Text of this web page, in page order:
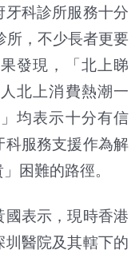
科診所服務十分
所，不少長者更要
發現，「北上睇
北上消費熱潮一
均表示十分有信
科服務支援作為解
困難的路徑。
表示，現時香港
醫院及其轄下的